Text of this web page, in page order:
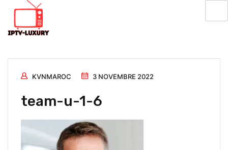
KVNMAROC 3 NOVEMBRE 2022
team-u-1-6